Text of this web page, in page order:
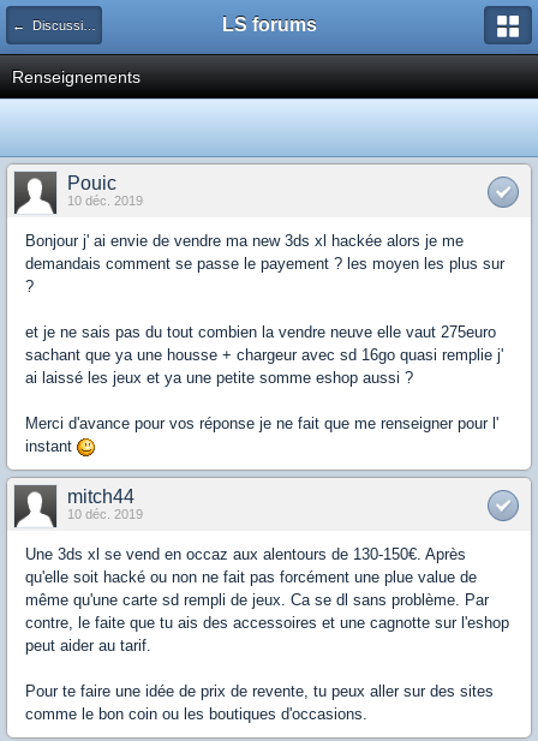
← Discussions générales (jeux, hardware...) LS forums
Renseignements
Pouic
10 déc. 2019
Bonjour j' ai envie de vendre ma new 3ds xl hackée alors je me
demandais comment se passe le payement ? les moyen les plus sur
?
et je ne sais pas du tout combien la vendre neuve elle vaut 275euro
sachant que ya une housse + chargeur avec sd 16go quasi remplie j'
ai laissé les jeux et ya une petite somme eshop aussi ?
Merci d'avance pour vos réponse je ne fait que me renseigner pour l'
instant
mitch44
10 déc. 2019
Une 3ds xl se vend en occaz aux alentours de 130-150€. Après
qu'elle soit hacké ou non ne fait pas forcément une plue value de
même qu'une carte sd rempli de jeux. Ca se dl sans problème. Par
contre, le faite que tu ais des accessoires et une cagnotte sur l'eshop
peut aider au tarif.
Pour te faire une idée de prix de revente, tu peux aller sur des sites
comme le bon coin ou les boutiques d'occasions.